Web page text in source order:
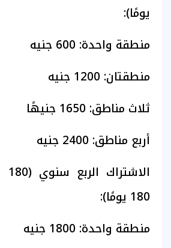
يومًا):
منطقة واحدة: 600 جنيه
منطقتان: 1200 جنيه
ثلاث مناطق: 1650 جنيهًا
أربع مناطق: 2400 جنيه
180 يومًا):
منطقة واحدة: 1800 جنيه